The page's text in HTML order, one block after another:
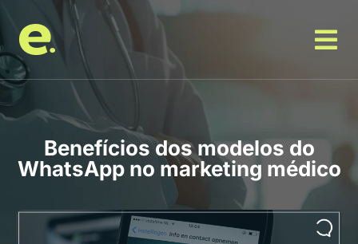
Benefícios dos modelos do
WhatsApp no marketing médico